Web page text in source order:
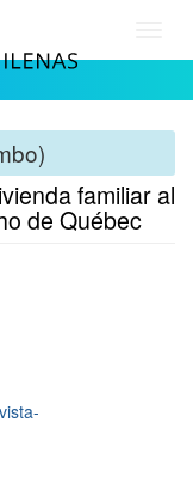
familiar al
de Québec